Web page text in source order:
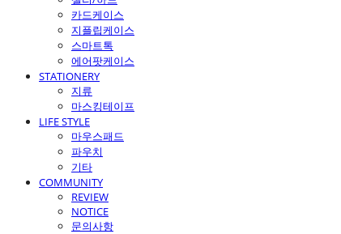
카드케이스
지플립케이스
스마트톡
에어팟케이스
STATIONERY
지류
마스킹테이프
LIFE STYLE
마우스패드
파우치
기타
COMMUNITY
REVIEW
NOTICE
문의사항